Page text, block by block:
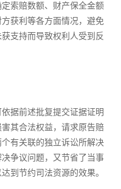
索赔数额、财产保全金额
获利等各方面情况，避免
支持而导致权利人受到反
据前述批复提交证据证明
其合法权益，请求原告赔
有关联的独立诉讼所解决
争议问题，又节省了当事
到节约司法资源的效果。